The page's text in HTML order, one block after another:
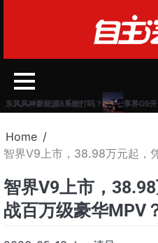
风风神新能源8系能打吗？ 享界G9开
Home
智界V9上市，38.98万元起，
智界V9上市，
战百万级豪华MPV